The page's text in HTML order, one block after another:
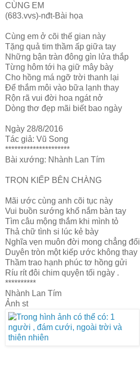
CÙNG EM
(683.vvs)-nđt-Bài họa
Cùng em ở cõi thế gian này
Tặng quả tim thầm ấp giữa tay
Những bận tràn đông gìn lửa thắp
Từng hôm tới hạ giữ mây bày
Cho hồng má ngỡ trời thanh lại
Để thắm môi vào bữa lạnh thay
Rộn rã vui đời hoa ngát nở
Dòng thơ đẹp mãi biết bao ngày
Ngày 28/8/2016
Tác giả: Vũ Song
*********************
Bài xướng: Nhành Lan Tím
TRỌN KIẾP BÊN CHÀNG
Mãi ước cùng anh cõi tục này
Vui buồn sướng khổ nắm bàn tay
Tìm câu mộng thắm khi mình tỏ
Thả chữ tình si lúc kẻ bày
Nghĩa vẹn muôn đời mong chẳng đổi
Duyên tròn một kiếp ước không thay
Thầm trao hạnh phúc tơ hồng gửi
Ríu rít đôi chim quyện tối ngày .
**********
Nhành Lan Tím
Ảnh st